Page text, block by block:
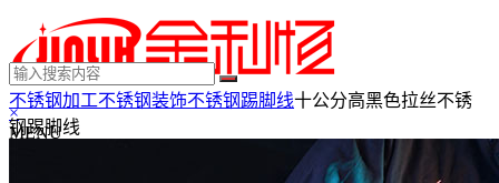
×
MENU
不锈钢加工不锈钢装饰不锈钢踢脚线十公分高黑色拉丝不锈
钢踢脚线